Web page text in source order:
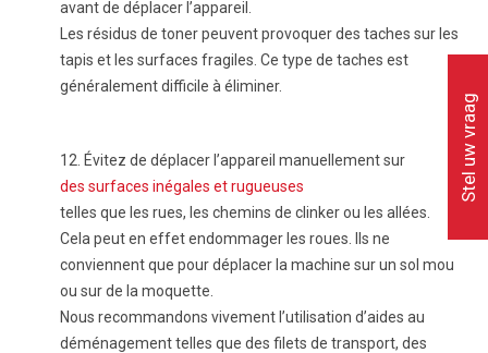
avant de déplacer l’appareil.
Les résidus de toner peuvent provoquer des taches sur les
tapis et les surfaces fragiles. Ce type de taches est
généralement difficile à éliminer.
12. Évitez de déplacer l’appareil manuellement sur
des surfaces inégales et rugueuses
telles que les rues, les chemins de clinker ou les allées.
Cela peut en effet endommager les roues. Ils ne
conviennent que pour déplacer la machine sur un sol mou
ou sur de la moquette.
Nous recommandons vivement l’utilisation d’aides au
déménagement telles que des filets de transport, des
Stel uw vraag